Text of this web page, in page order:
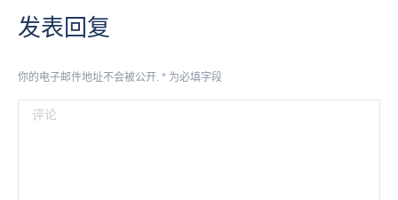
发表回复
你的电子邮件地址不会被公开. * 为必填字段
评论